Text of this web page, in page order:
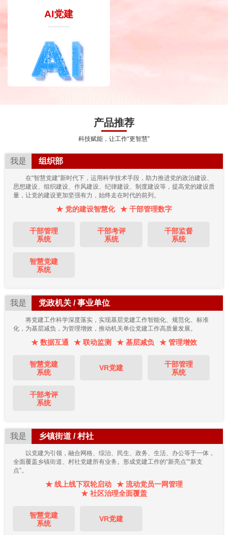
AI党建
产品推荐
科技赋能，让工作“更智慧”
我是 组织部
在“智慧党建”新时代下，运用科学技术手段，助力推进党的政治建设、
思想建设、组织建设、作风建设、纪律建设、制度建设等，提高党的建设质
量，让党的建设更加坚强有力，始终走在时代的前列。
★ 党的建设智慧化 ★ 干部管理数字
干部管理
系统
干部考评
系统
干部监督
系统
智慧党建
系统
我是 党政机关 / 事业单位
将党建工作科学深度落实，实现基层党建工作智能化、规范化、标准
化，为基层减负，为管理增效，推动机关单位党建工作高质量发展。
★ 数据互通 ★ 联动监测 ★ 基层减负 ★ 管理增效
智慧党建
系统
VR党建
干部管理
系统
干部考评
系统
我是 乡镇街道 / 村社
以党建为引领，融合网格、综治、民生、政务、生活、办公等于一体，
全面覆盖乡镇街道、村社党建所有业务。形成党建工作的“新亮点”“新支
点”。
★ 线上线下双轮启动
★ 流动党员一网管理
★ 社区治理全面覆盖
智慧党建
系统
VR党建